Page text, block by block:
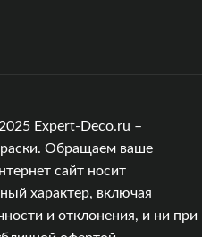
Expert-Deco.ru –
Обращаем ваше
сайт носит
характер, включая
и отклонения, и ни при